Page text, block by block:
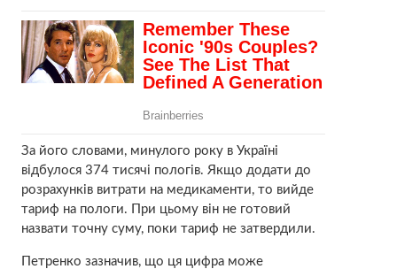
За його словами, минулого року в Україні
відбулося 374 тисячі пологів. Якщо додати до
розрахунків витрати на медикаменти, то вийде
тариф на пологи. При цьому він не готовий
назвати точну суму, поки тариф не затвердили.
Петренко зазначив, що ця цифра може